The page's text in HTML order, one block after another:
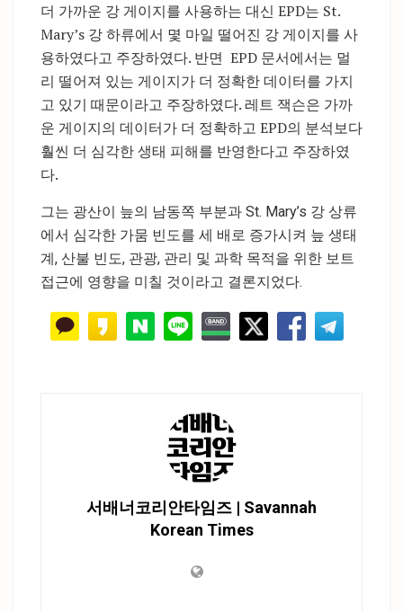
더 가까운 강 게이지를 사용하는 대신 EPD는 St.
Mary’s 강 하류에서 몇 마일 떨어진 강 게이지를 사
용하였다고 주장하였다. 반면 EPD 문서에서는 멀
리 떨어져 있는 게이지가 더 정확한 데이터를 가지
고 있기 때문이라고 주장하였다. 레트 잭슨은 가까
운 게이지의 데이터가 더 정확하고 EPD의 분석보다
훨씬 더 심각한 생태 피해를 반영한다고 주장하였
다.
그는 광산이 늪의 남동쪽 부분과 St. Mary’s 강 상류
에서 심각한 가뭄 빈도를 세 배로 증가시켜 늪 생태
계, 산불 빈도, 관광, 관리 및 과학 목적을 위한 보트
접근에 영향을 미칠 것이라고 결론지었다.
서배너코리안타임즈 | Savannah
Korean Times